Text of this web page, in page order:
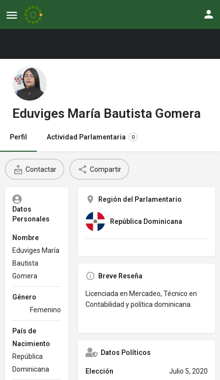
Eduviges María Bautista Gomera
Perfil Actividad Parlamentaria 0
Contactar Compartir
Datos
Personales
Nombre
Eduviges María
Bautista
Gomera
Género
Femenino
País de
Nacimiento
República
Dominicana
Región del Parlamentario
República Dominicana
Breve Reseña
Licenciada en Mercadeo, Técnico en
Contabilidad y política dominicana.
Datos Políticos
Elección Julio 5, 2020